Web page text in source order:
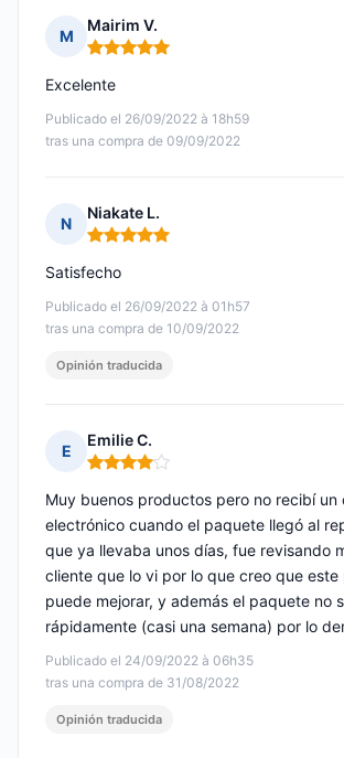
M
Mairim V.
Nota: 5 de 5
Publicado el 26/09/2022 à 18h59
tras una compra de 09/09/2022
Excelente
N
Niakate L.
Nota: 5 de 5
Publicado el 26/09/2022 à 01h57
tras una compra de 10/09/2022
Satisfecho
Opinión traducida
E
Emilie C.
Nota: 4 de 5
Publicado el 24/09/2022 à 06h35
tras una compra de 31/08/2022
Muy buenos productos pero no recibí un
electrónico cuando el paquete llegó al
que ya llevaba unos días, fue revisando
cliente que lo vi por lo que creo que este
puede mejorar, y además el paquete no
rápidamente (casi una semana) por lo
Opinión traducida